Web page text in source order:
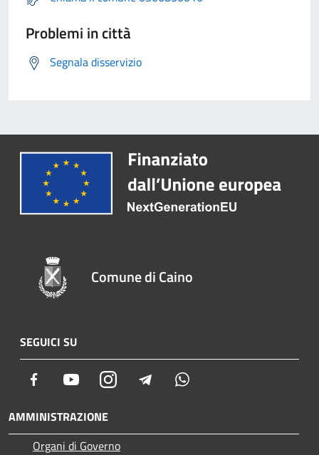
Problemi in città
Segnala disservizio
Comune di Caino
SEGUICI SU
Facebook YoutubeInstagram Telegram
AMMINISTRAZIONE
Organi di Governo